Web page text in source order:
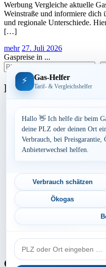
Werbung Vergleiche aktuelle
Weinstraße und informiere dich
und regionale Unterschiede.
[…]
mehr 27. Juli 2026
Gaspreise in ...
Bundesland
Bayern
Berlin
Brandenburg
Hamburg
Mecklenburg-Vorpommern
Niedersachsen
Nordrhein-Westfalen
Rheinland-Pfalz
Saarland
Sachsen-Anhalt
Gaspreis-Explosion
⚡ Gas-Helfer
Tarif- & Vergleichshelfer
Hallo 👋 Ich helfe dir beim
deine PLZ oder deinen Ort
Verbrauch, bei Preisgarantie,
Anbieterwechsel helfen.
Verbrauch schätzen
Ökogas
PLZ
oder
Ort